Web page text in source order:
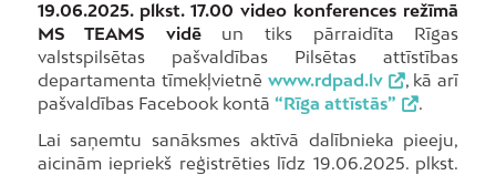
19.06.2025. plkst. 17.00 video konferences režīmā
MS TEAMS vidēun tiks pārraidīta Rīgas
valstspilsētas pašvaldības Pilsētas attīstības
departamenta tīmekļvietnē www.rdpad.lv
, kā arī
pašvaldības Facebook kontā “Rīga attīstās”
.
Lai saņemtu sanāksmes aktīvā dalībnieka pieeju,
aicinām iepriekš reģistrēties līdz 19.06.2025. plkst.